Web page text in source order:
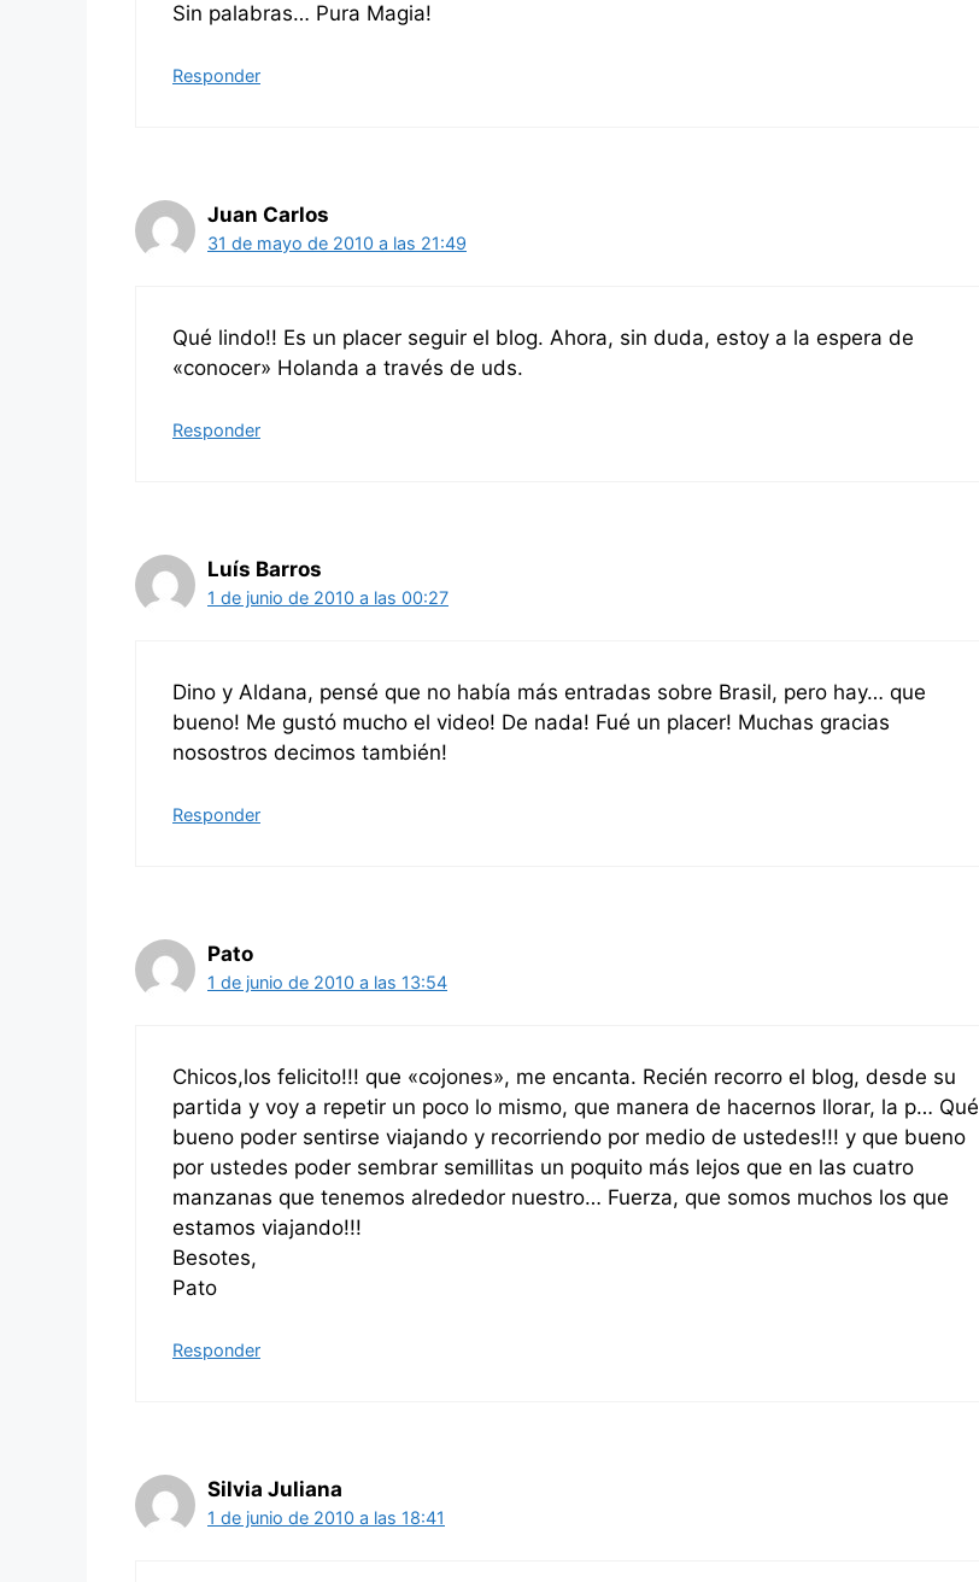
Sin palabras… Pura Magia!
Responder
Juan Carlos
31 de mayo de 2010 a las 21:49
Qué lindo!! Es un placer seguir el blog. Ahora, sin duda, estoy a la espera de
«conocer» Holanda a través de uds.
Responder
Luís Barros
1 de junio de 2010 a las 00:27
Dino y Aldana, pensé que no había más entradas sobre Brasil, pero hay… que
bueno! Me gustó mucho el video! De nada! Fué un placer! Muchas gracias
nosostros decimos también!
Responder
Pato
1 de junio de 2010 a las 13:54
Chicos,los felicito!!! que «cojones», me encanta. Recién recorro el blog, desde su
partida y voy a repetir un poco lo mismo, que manera de hacernos llorar, la p… Qué
bueno poder sentirse viajando y recorriendo por medio de ustedes!!! y que bueno
por ustedes poder sembrar semillitas un poquito más lejos que en las cuatro
manzanas que tenemos alrededor nuestro… Fuerza, que somos muchos los que
estamos viajando!!!
Besotes,
Pato
Responder
Silvia Juliana
1 de junio de 2010 a las 18:41